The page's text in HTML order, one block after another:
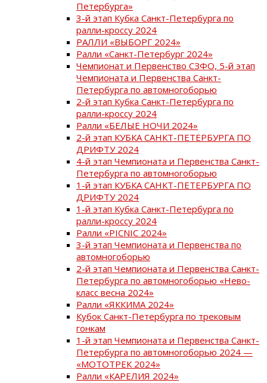
Петербурга»
3-й этап Кубка Санкт-Петербурга по
ралли-кроссу 2024
РАЛЛИ «ВЫБОРГ 2024»
Ралли «Санкт-Петербург 2024»
Чемпионат и Первенство СЗФО, 5-й этап
Чемпионата и Первенства Санкт-
Петербурга по автомногоборью
2-й этап Кубка Санкт-Петербурга по
ралли-кроссу 2024
Ралли «БЕЛЫЕ НОЧИ 2024»
2-й этап КУБКА САНКТ-ПЕТЕРБУРГА ПО
ДРИФТУ 2024
4-й этап Чемпионата и Первенства Санкт-
Петербурга по автомногоборью
1-й этап КУБКА САНКТ-ПЕТЕРБУРГА ПО
ДРИФТУ 2024
1-й этап Кубка Санкт-Петербурга по
ралли-кроссу 2024
Ралли «PICNIC 2024»
3-й этап Чемпионата и Первенства по
автомногоборью
2-й этап Чемпионата и Первенства Санкт-
Петербурга по автомногоборью «Нево-
класс весна 2024»
Ралли «ЯККИМА 2024»
Кубок Санкт-Петербурга по трековым
гонкам
1-й этап Чемпионата и Первенства Санкт-
Петербурга по автомногоборью 2024 —
«МОТОТРЕК 2024»
Ралли «КАРЕЛИЯ 2024»